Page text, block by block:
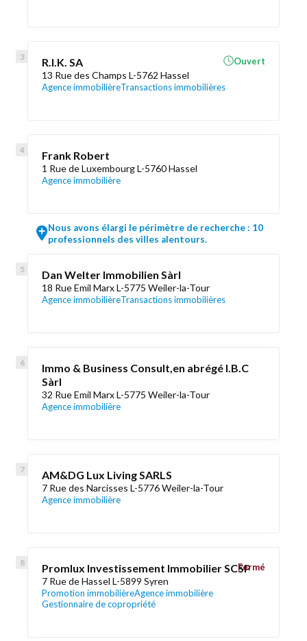
R.I.K. SA
13 Rue des Champs L-5762 Hassel
Agence immobilièreTransactions immobilières
Ouvert
Frank Robert
1 Rue de Luxembourg L-5760 Hassel
Agence immobilière
Nous avons élargi le périmètre de recherche : 10
professionnels des villes alentours.
Dan Welter Immobilien Sàrl
18 Rue Emil Marx L-5775 Weiler-la-Tour
Agence immobilièreTransactions immobilières
Immo & Business Consult,en abrégé I.B.C
Sàrl
32 Rue Emil Marx L-5775 Weiler-la-Tour
Agence immobilière
AM&DG Lux Living SARLS
7 Rue des Narcisses L-5776 Weiler-la-Tour
Agence immobilière
Promlux Investissement Immobilier SCSP
7 Rue de Hassel L-5899 Syren
Promotion immobilièreAgence immobilière
Gestionnaire de copropriété
Fermé